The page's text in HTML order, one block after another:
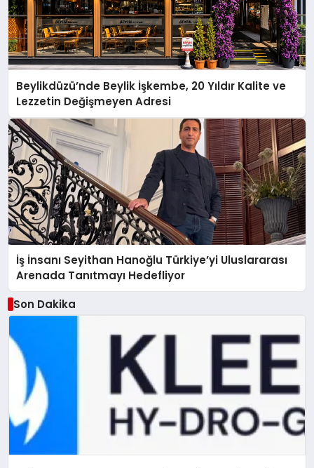
Beylikdüzü’nde Beylik İşkembe, 20 Yıldır Kalite ve
Lezzetin Değişmeyen Adresi
İş İnsanı Seyithan Hanoğlu Türkiye’yi Uluslararası
Arenada Tanıtmayı Hedefliyor
Son Dakika